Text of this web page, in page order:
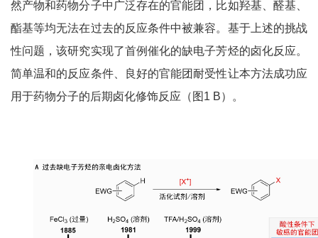
然产物和药物分子中广泛存在的官能团，比如羟基、醛基、
酯基等均无法在过去的反应条件中被兼容。基于上述的挑战
性问题，该研究实现了首例催化的缺电子芳烃的卤化反应。
简单温和的反应条件、良好的官能团耐受性让本方法成功应
用于药物分子的后期卤化修饰反应（图 1 B）。